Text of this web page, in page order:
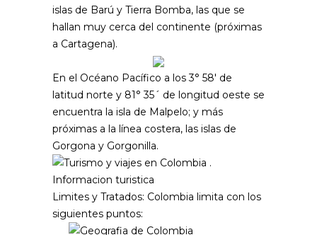
islas de Barú y Tierra Bomba, las que se
hallan muy cerca del continente (próximas
a Cartagena).
En el Océano Pacífico a los 3° 58′ de
latitud norte y 81° 35´ de longitud oeste se
encuentra la isla de Malpelo; y más
próximas a la línea costera, las islas de
Gorgona y Gorgonilla.
Limites y Tratados: Colombia limita con los
siguientes puntos: